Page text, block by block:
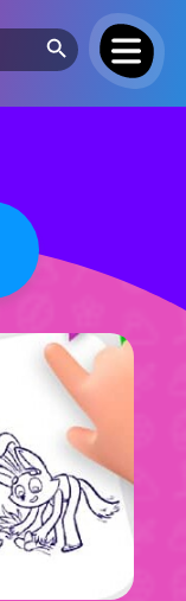
Search Button